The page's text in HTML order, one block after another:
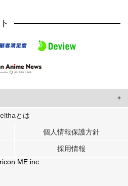
ユーザーに合わせたコンテンツや広告の
各パートナーに提供しています。
ーが各パートナーに提供した他の情報や、
を使用したときに収集した他の情報を組み
elthaとは
個人情報保護方針
採用情報
ME inc.